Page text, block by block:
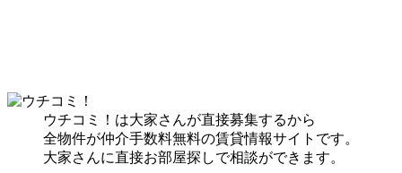
ウチコミ！は大家さんが直接募集するから
全物件が仲介手数料無料の賃貸情報サイトです。
大家さんに直接お部屋探しで相談ができます。